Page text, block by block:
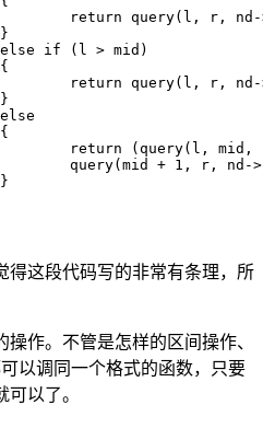
return query(l, r,
		}
else
if (l > mid)
		{
return query(l, r, nd-
		}
else
		{
return ( query(l, mid,
query(mid + 1 , r, nd-
		}
得这段代码写的非常有条理，所
操作。不管是怎样的区间操作、
以调同一个格式的函数，只要
以了。